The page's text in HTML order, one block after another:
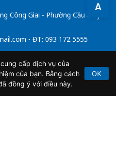
A
Công Giai - Phường Cầu Giấy -
- ĐT: 093 172 5555
tử số 64/GP-BTTTT do Bộ
21/2/2020.
cấp dịch vụ của
của bạn. Bằng cách
đồng ý với điều này.
OK